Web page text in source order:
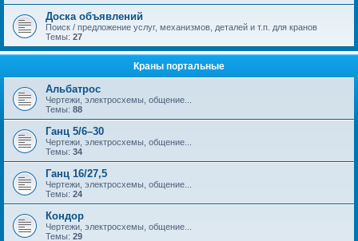
Доска объявлений
Поиск / предложение услуг, механизмов, деталей и т.п. для кранов
Темы: 27
Краны портальные
Альбатрос
Чертежи, электросхемы, общение...
Темы: 88
Ганц 5/6–30
Чертежи, электросхемы, общение...
Темы: 34
Ганц 16/27,5
Чертежи, электросхемы, общение...
Темы: 24
Кондор
Чертежи, электросхемы, общение...
Темы: 29